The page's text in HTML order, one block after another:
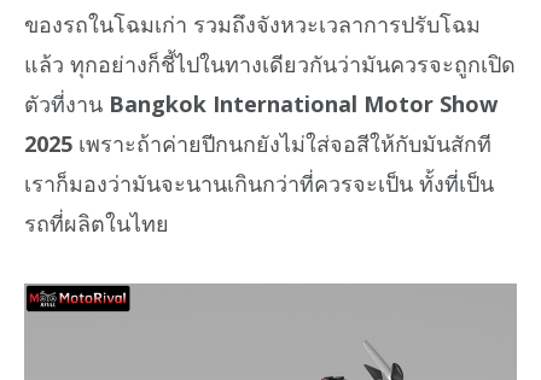
ของรถในโฉมเก่า รวมถึงจังหวะเวลาการปรับโฉม
แล้ว ทุกอย่างก็ชี้ไปในทางเดียวกันว่ามันควรจะถูกเปิด
ตัวที่งาน Bangkok International Motor Show
2025 เพราะถ้าค่ายปีกนกยังไม่ใส่จอสีให้กับมันสักที
เราก็มองว่ามันจะนานเกินกว่าที่ควรจะเป็น ทั้งที่เป็น
รถที่ผลิตในไทย